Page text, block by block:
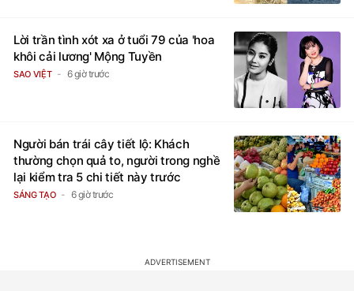
Lời trần tình xót xa ở tuổi 79 của 'hoa
khôi cải lương' Mộng Tuyền
SAO VIỆT 6 giờ trước
Người bán trái cây tiết lộ: Khách
thường chọn quả to, người trong nghề
lại kiểm tra 5 chi tiết này trước
SÁNG TẠO 6 giờ trước